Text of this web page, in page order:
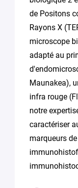
de Positons
Rayons X
microscope
adapté au
Maunakea),
infra rouge
notre
caractériser
marqueurs